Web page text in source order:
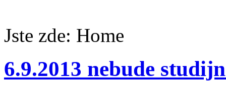
Jste zde: Home
6.9.2013 nebude